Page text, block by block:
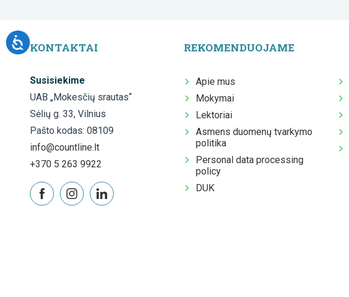
KONTAKTAI
Susisiekime
UAB „Mokesčių srautas“
Sėlių g. 33, Vilnius
Pašto kodas: 08109
info@countline.lt
+370 5 263 9922
REKOMENDUOJAME
Apie mus
Mokymai
Lektoriai
Asmens duomenų tvarkymo
politika
Personal data processing
policy
DUK